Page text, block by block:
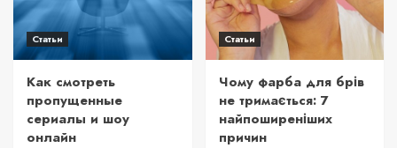
Статьи
Как смотреть
пропущенные
сериалы и шоу
онлайн
Статьи
Чому фарба для брів
не тримається: 7
найпоширеніших
причин